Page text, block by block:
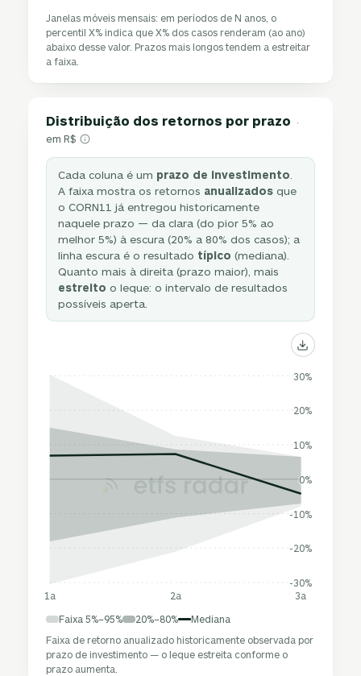
Janelas móveis mensais: em períodos de N anos, o
percentil X% indica que X% dos casos renderam (ao ano)
abaixo desse valor. Prazos mais longos tendem a estreitar
a faixa.
Distribuição dos retornos por prazo ·
em R$
Cada coluna é um prazo de investimento
A faixa mostra os retornos anualizados que
o CORN11 já entregou historicamente
naquele prazo — da clara (do pior 5% ao
melhor 5%) à escura (20% a 80% dos casos); a
linha escura é o resultado típico (mediana).
Quanto mais à direita (prazo maior), mais
estreito o leque: o intervalo de resultados
possíveis aperta.
-30%
-20%
-10%
0%
10%
20%
30%
1a 2a 3a
Faixa 5%–95% 20%–80%
Mediana
Faixa de retorno anualizado historicamente observada por
prazo de investimento — o leque estreita conforme o
prazo aumenta.